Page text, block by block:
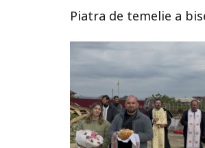
Piatra de temelie a